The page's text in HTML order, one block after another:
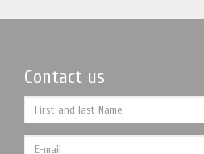
Contact us